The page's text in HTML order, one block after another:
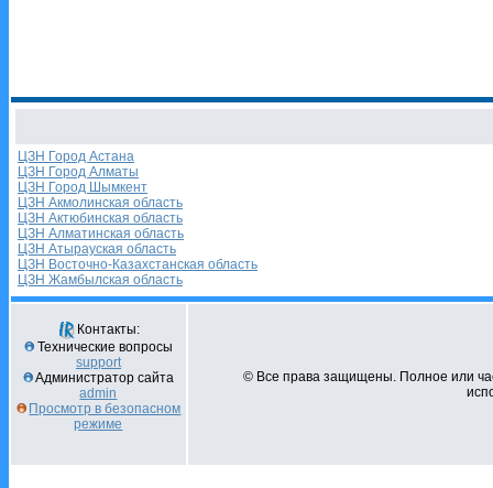
ЦЗН Город Астана
ЦЗН Город Алматы
ЦЗН Город Шымкент
ЦЗН Акмолинская область
ЦЗН Актюбинская область
ЦЗН Алматинская область
ЦЗН Атырауская область
ЦЗН Восточно-Казахстанская область
ЦЗН Жамбылская область
Контакты:
Технические вопросы
support
Администратор сайта
admin
Просмотр в безопасном
режиме
© Все права защищены. Полное или